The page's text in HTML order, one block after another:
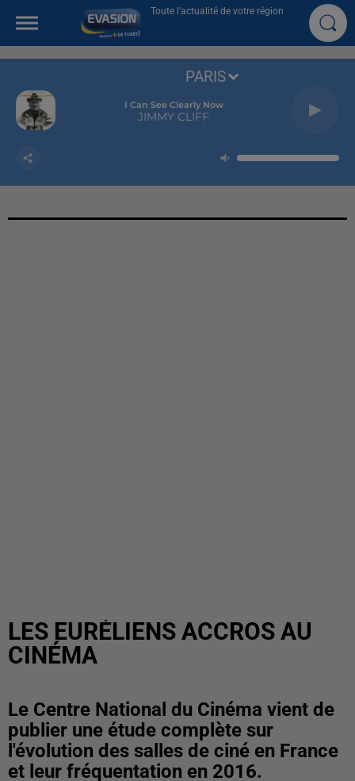
Toute l'actualité de votre région
I Can See Clearly Now
JIMMY CLIFF
PARIS
LES EURÉLIENS ACCROS AU
CINÉMA
Le Centre National du Cinéma vient de
publier une étude complète sur
l'évolution des salles de ciné en France
et leur fréquentation en 2016.